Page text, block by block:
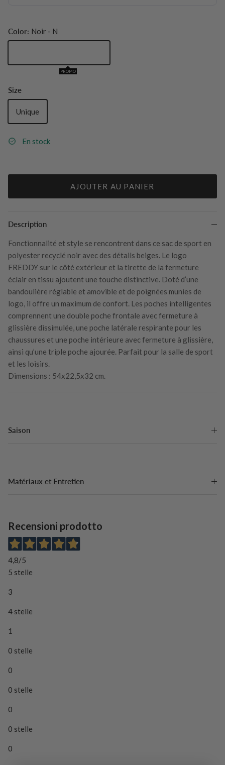
Color: Noir - N
PROMO
Size
Unique
En stock
AJOUTER AU PANIER
Description
Fonctionnalité et style se rencontrent dans ce sac de sport en
polyester recyclé noir avec des détails beiges. Le logo
FREDDY sur le côté extérieur et la tirette de la fermeture
éclair en tissu ajoutent une touche distinctive. Doté d’une
bandoulière réglable et amovible et de poignées munies de
logo, il offre un maximum de confort. Les poches intelligentes
comprennent une double poche frontale avec fermeture à
glissière dissimulée, une poche latérale respirante pour les
chaussures et une poche intérieure avec fermeture à glissière,
ainsi qu’une triple poche ajourée. Parfait pour la salle de sport
et les loisirs.
Dimensions : 54x22,5x32 cm.
Saison
Matériaux et Entretien
Recensioni prodotto
4,8/5
5 stelle
3
4 stelle
1
0 stelle
0
0 stelle
0
0 stelle
0